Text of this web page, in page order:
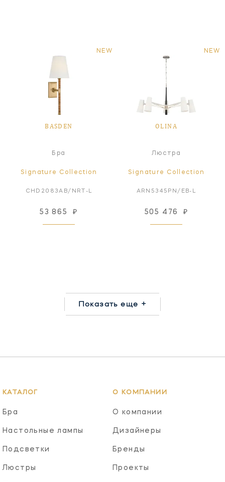
NEW
BASDEN
Бра
Signature Collection
CHD2083AB/NRT-L
53 865 ₽
NEW
OLINA
Люстра
Signature Collection
ARN5345PN/EB-L
505 476 ₽
Показать еще +
КАТАЛОГ
Бра
Настольные лампы
Подсветки
Люстры
О КОМПАНИИ
О компании
Дизайнеры
Бренды
Проекты